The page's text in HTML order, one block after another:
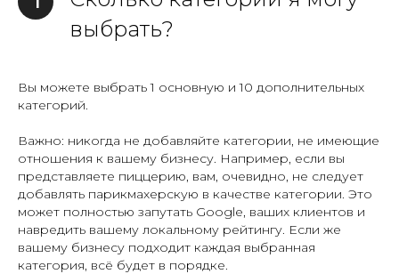
выбрать?
Вы можете выбрать 1 основную и 10 дополнительных
категорий.
Важно: никогда не добавляйте категории, не имеющие
отношения к вашему бизнесу. Например, если вы
представляете пиццерию, вам, очевидно, не следует
добавлять парикмахерскую в качестве категории. Это
может полностью запутать Google, ваших клиентов и
навредить вашему локальному рейтингу. Если же
вашему бизнесу подходит каждая выбранная
категория, всё будет в порядке.